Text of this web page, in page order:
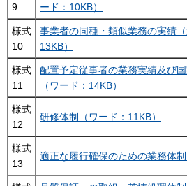
9
ード：10KB）
様式
10
事業者の同種・類似業務の実績
13KB）
様式
11
配置予定従事者の業務実績及び
（ワード：14KB）
様式
12
研修体制（ワード：11KB）
様式
13
適正な履行確保のための業務体制